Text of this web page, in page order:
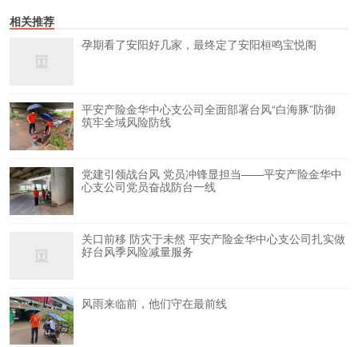
相关推荐
孕期看了安阳好几家，最终定了安阳桓鸣宝悦阁
平安产险金华中心支公司全面部署台风“白海豚”防御
筑牢全域风险防线
党建引领战台风 党员冲锋显担当——平安产险金华中
心支公司党员奋战防台一线
关口前移 防灾于未然 平安产险金华中心支公司扎实做
好台风季风险减量服务
风雨来临前，他们守在最前线